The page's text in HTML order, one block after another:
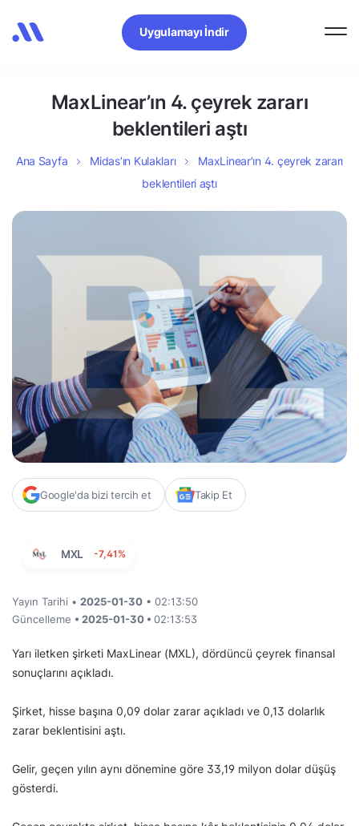
Uygulamayı İndir
MaxLinear’ın 4. çeyrek zararı
beklentileri aştı
Ana Sayfa Midas’ın Kulakları
MaxLinear’ın 4. çeyrek zararı
beklentileri aştı
Google'da bizi tercih et Takip Et
MXL -7,41%
Yayın Tarihi • 2025-01-30 • 02:13:50
Güncelleme • 2025-01-30 • 02:13:53
Yarı iletken şirketi MaxLinear (MXL), dördüncü çeyrek finansal
sonuçlarını açıkladı.
Şirket, hisse başına 0,09 dolar zarar açıkladı ve 0,13 dolarlık
zarar beklentisini aştı.
Gelir, geçen yılın aynı dönemine göre 33,19 milyon dolar düşüş
gösterdi.